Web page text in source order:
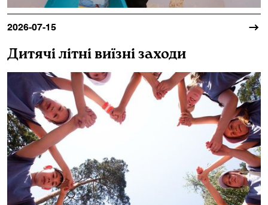
2026-07-15
Дитячі літні виїзні заходи